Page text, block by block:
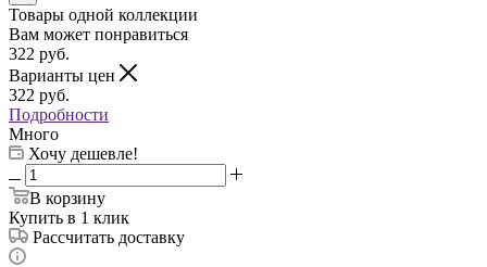
Товары одной коллекции
Вам может понравиться
322 руб.
Варианты цен
322 руб.
Подробности
Много
Хочу дешевле!
В корзину
Купить в 1 клик
Рассчитать доставку